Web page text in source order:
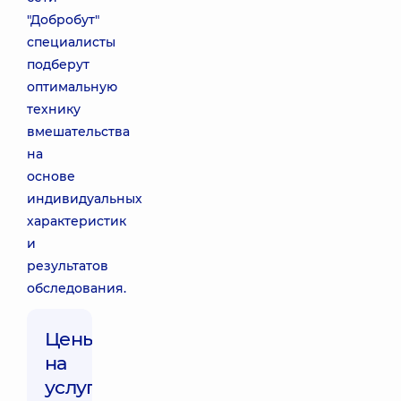
"Добробут"
специалисты
подберут
оптимальную
технику
вмешательства
на
основе
индивидуальных
характеристик
и
результатов
обследования.
Цены
на
услуги: